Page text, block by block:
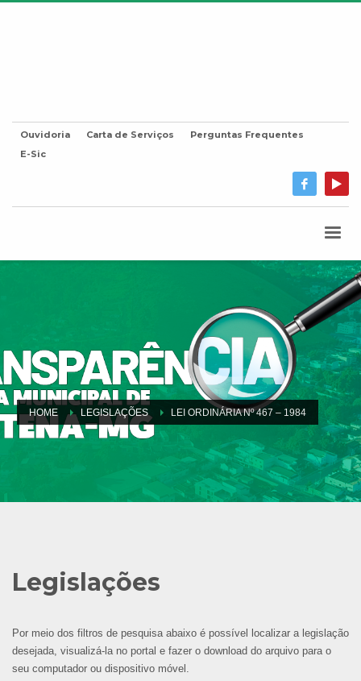
Ouvidoria Carta de Serviços
Perguntas Frequentes
E-Sic
HOME LEGISLAÇÕES LEI ORDINÁRIA Nº 467 – 1984
Legislações
Por meio dos filtros de pesquisa abaixo é possível localizar a legislação
desejada, visualizá-la no portal e fazer o download do arquivo para o
seu computador ou dispositivo móvel.